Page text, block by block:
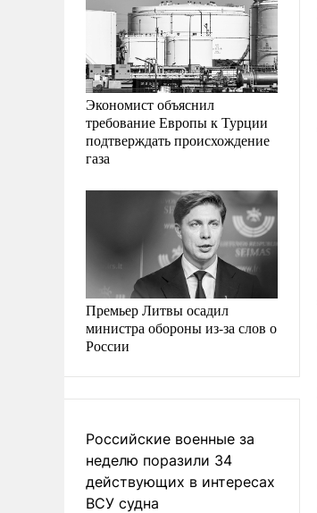
Экономист объяснил
требование Европы к Турции
подтверждать происхождение
газа
Премьер Литвы осадил
министра обороны из-за слов о
России
Российские военные за
неделю поразили 34
действующих в интересах
ВСУ судна